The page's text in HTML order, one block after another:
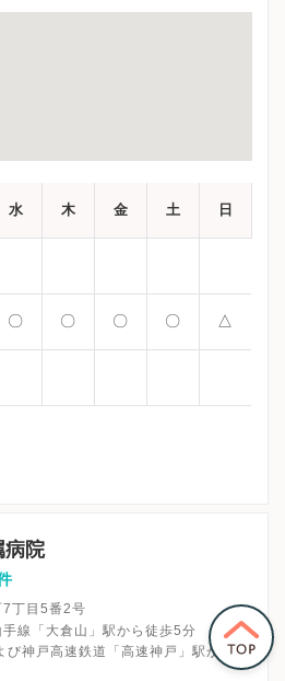
水 木 金 土 日
〇 〇 〇 〇 △
病院
7丁目5番2号
線「大倉山」駅から徒歩5分
び神戸高速鉄道「高速神戸」駅から